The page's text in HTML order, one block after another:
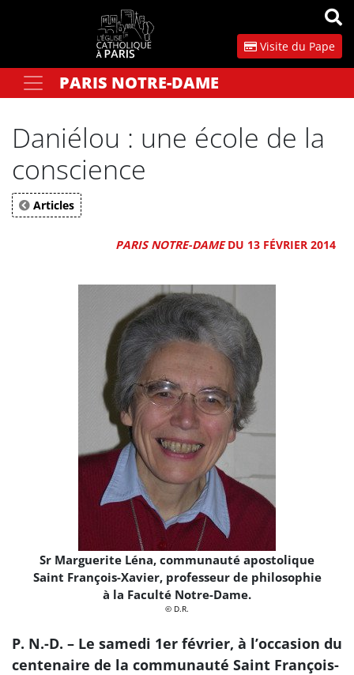
Visite du Pape
Votre recherchePARIS NOTRE-DAME
Daniélou : une école de la
conscience
Articles
PARIS NOTRE-DAMEDU 13 FÉVRIER 2014
Sr Marguerite Léna, communauté apostolique
Saint François-Xavier, professeur de philosophie
à la Faculté Notre-Dame.
© D.R.
P. N.-D. – Le samedi 1er février, à l’occasion du
centenaire de la communauté Saint François-
Panneau de gestion des cookies